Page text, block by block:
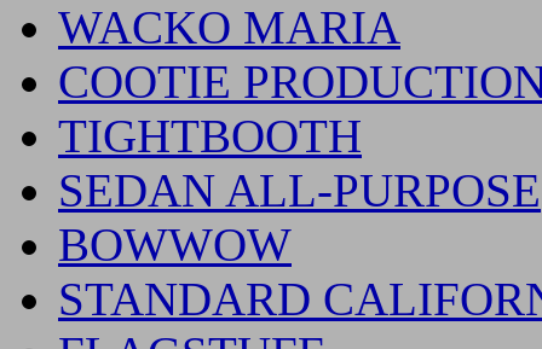
WACKO MARIA
COOTIE
TIGHTBOOTH
SEDAN ALL-PURPOSE
BOWWOW
STANDARD